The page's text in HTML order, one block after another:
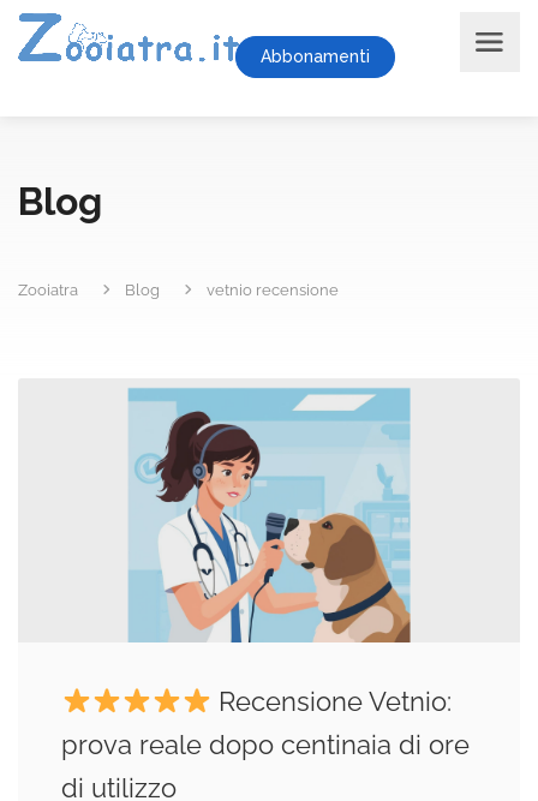
Abbonamenti
Blog
Zooiatra Blog vetnio recensione
Recensione Vetnio:
prova reale dopo centinaia di ore
di utilizzo